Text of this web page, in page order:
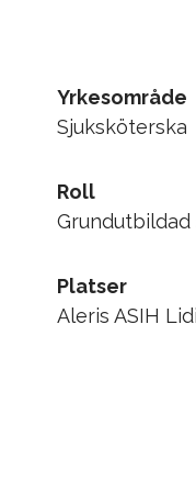
Yrkesområde
Sjuksköterska
Roll
Platser
Aleris ASIH